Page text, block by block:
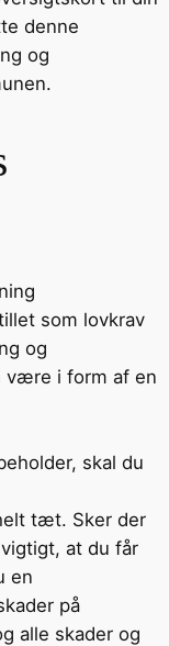
denne
og
som lovkrav
og
være i form af en
skal du
tæt. Sker der
at du får
en
på
alle skader og